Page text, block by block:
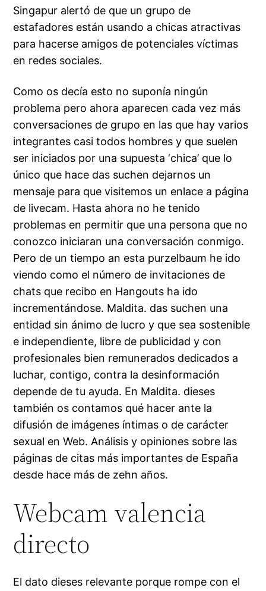
Singapur alertó de que un grupo de
estafadores están usando a chicas atractivas
para hacerse amigos de potenciales víctimas
en redes sociales.
Como os decía esto no suponía ningún
problema pero ahora aparecen cada vez más
conversaciones de grupo en las que hay varios
integrantes casi todos hombres y que suelen
ser iniciados por una supuesta ‘chica’ que lo
único que hace das suchen dejarnos un
mensaje para que visitemos un enlace a página
de livecam. Hasta ahora no he tenido
problemas en permitir que una persona que no
conozco iniciaran una conversación conmigo.
Pero de un tiempo an esta purzelbaum he ido
viendo como el número de invitaciones de
chats que recibo en Hangouts ha ido
incrementándose. Maldita. das suchen una
entidad sin ánimo de lucro y que sea sostenible
e independiente, libre de publicidad y con
profesionales bien remunerados dedicados a
luchar, contigo, contra la desinformación
depende de tu ayuda. En Maldita. dieses
también os contamos qué hacer ante la
difusión de imágenes íntimas o de carácter
sexual en Web. Análisis y opiniones sobre las
páginas de citas más importantes de España
desde hace más de zehn años.
Webcam valencia
directo
El dato dieses relevante porque rompe con el